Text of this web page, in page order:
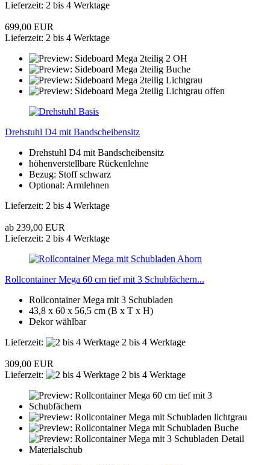
Lieferzeit: 2 bis 4 Werktage
699,00 EUR
Lieferzeit: 2 bis 4 Werktage
Drehstuhl D4 mit Bandscheibensitz
Drehstuhl D4 mit Bandscheibensitz
höhenverstellbare Rückenlehne
Bezug: Stoff schwarz
Optional: Armlehnen
Lieferzeit: 2 bis 4 Werktage
ab 239,00 EUR
Lieferzeit: 2 bis 4 Werktage
Rollcontainer Mega 60 cm tief mit 3 Schubfächern...
Rollcontainer Mega mit 3 Schubladen
43,8 x 60 x 56,5 cm (B x T x H)
Dekor wählbar
Lieferzeit:
2 bis 4 Werktage
309,00 EUR
Lieferzeit:
2 bis 4 Werktage